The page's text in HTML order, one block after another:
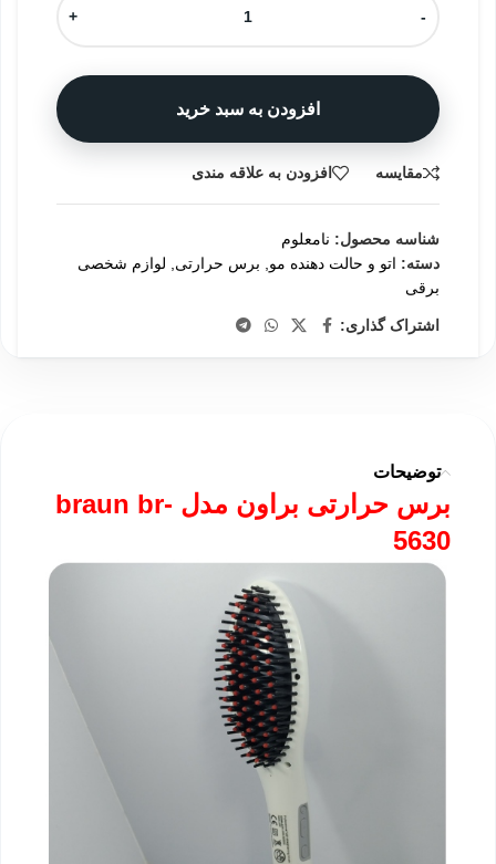
-
+
افزودن به سبد خرید
مقایسه افزودن به علاقه مندی
شناسه محصول: نامعلوم
دسته: اتو و حالت دهنده مو برس حرارتی
لوازم شخصی
برقی
اشتراک گذاری:
توضیحات
برس حرارتی براون مدل braun br-
5630